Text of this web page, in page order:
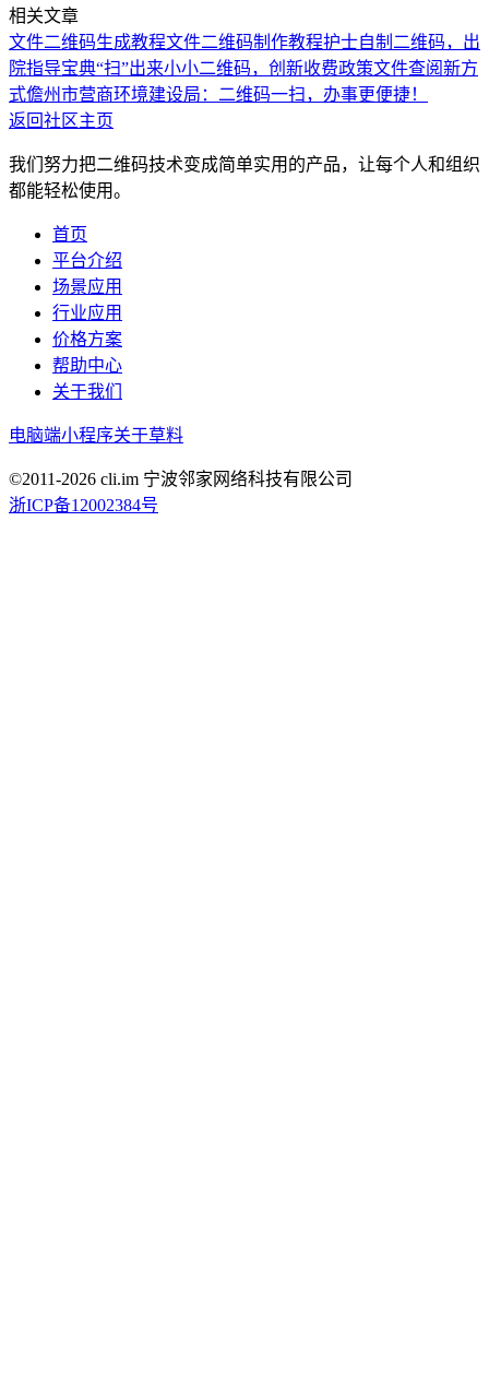
相关文章
文件二维码生成教程文件二维码制作教程护士自制二维码，出
院指导宝典“扫”出来小小二维码，创新收费政策文件查阅新方
式儋州市营商环境建设局：二维码一扫，办事更便捷！
返回社区主页
我们努力把二维码技术变成简单实用的产品，让每个人和组织
都能轻松使用。
首页
平台介绍
场景应用
行业应用
价格方案
帮助中心
关于我们
电脑端小程序关于草料
©2011-2026 cli.im 宁波邻家网络科技有限公司
浙ICP备12002384号